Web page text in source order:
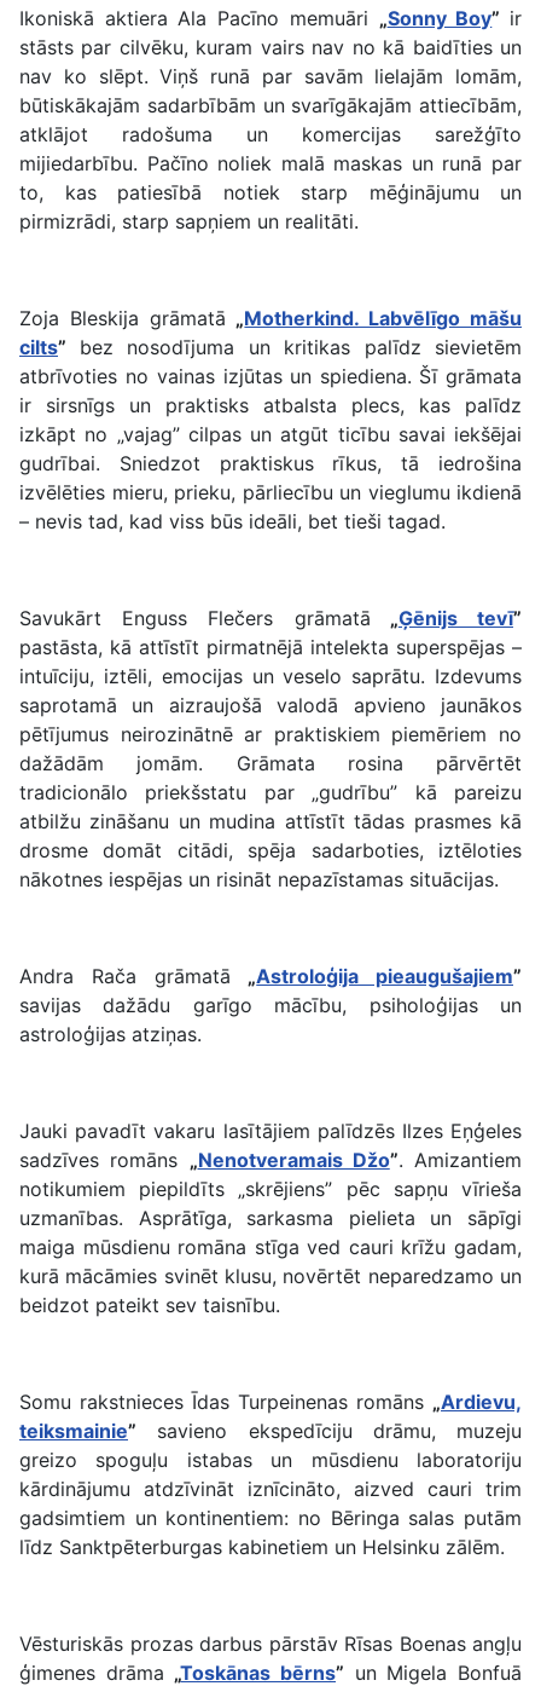
Ikoniskā aktiera Ala Pacīno memuāri „Sonny Boy” ir
stāsts par cilvēku, kuram vairs nav no kā baidīties un
nav ko slēpt. Viņš runā par savām lielajām lomām,
būtiskākajām sadarbībām un svarīgākajām attiecībām,
atklājot radošuma un komercijas sarežģīto
mijiedarbību. Pačīno noliek malā maskas un runā par
to, kas patiesībā notiek starp mēģinājumu un
pirmizrādi, starp sapņiem un realitāti.
Zoja Bleskija grāmatā „Motherkind. Labvēlīgo māšu
cilts” bez nosodījuma un kritikas palīdz sievietēm
atbrīvoties no vainas izjūtas un spiediena. Šī grāmata
ir sirsnīgs un praktisks atbalsta plecs, kas palīdz
izkāpt no „vajag” cilpas un atgūt ticību savai iekšējai
gudrībai. Sniedzot praktiskus rīkus, tā iedrošina
izvēlēties mieru, prieku, pārliecību un vieglumu ikdienā
– nevis tad, kad viss būs ideāli, bet tieši tagad.
Savukārt Enguss Flečers grāmatā „Ģēnijs tevī”
pastāsta, kā attīstīt pirmatnējā intelekta superspējas –
intuīciju, iztēli, emocijas un veselo saprātu. Izdevums
saprotamā un aizraujošā valodā apvieno jaunākos
pētījumus neirozinātnē ar praktiskiem piemēriem no
dažādām jomām. Grāmata rosina pārvērtēt
tradicionālo priekšstatu par „gudrību” kā pareizu
atbilžu zināšanu un mudina attīstīt tādas prasmes kā
drosme domāt citādi, spēja sadarboties, iztēloties
nākotnes iespējas un risināt nepazīstamas situācijas.
Andra Rača grāmatā „Astroloģija pieaugušajiem”
savijas dažādu garīgo mācību, psiholoģijas un
astroloģijas atziņas.
Jauki pavadīt vakaru lasītājiem palīdzēs Ilzes Eņģeles
sadzīves romāns „Nenotveramais Džo”. Amizantiem
notikumiem piepildīts „skrējiens” pēc sapņu vīrieša
uzmanības. Asprātīga, sarkasma pielieta un sāpīgi
maiga mūsdienu romāna stīga ved cauri krīžu gadam,
kurā mācāmies svinēt klusu, novērtēt neparedzamo un
beidzot pateikt sev taisnību.
Somu rakstnieces Īdas Turpeinenas romāns „Ardievu,
teiksmainie” savieno ekspedīciju drāmu, muzeju
greizo spoguļu istabas un mūsdienu laboratoriju
kārdinājumu atdzīvināt iznīcināto, aizved cauri trim
gadsimtiem un kontinentiem: no Bēringa salas putām
līdz Sanktpēterburgas kabinetiem un Helsinku zālēm.
Vēsturiskās prozas darbus pārstāv Rīsas Boenas angļu
ģimenes drāma „Toskānas bērns” un Migela Bonfuā